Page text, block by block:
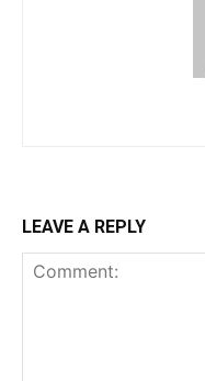
LEAVE A REPLY